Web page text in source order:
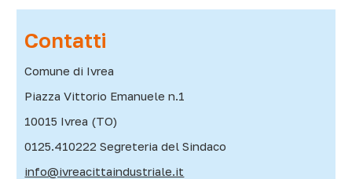
Contatti
Comune di Ivrea
Piazza Vittorio Emanuele n.1
10015 Ivrea (TO)
0125.410222 Segreteria del Sindaco
info@ivreacittaindustriale.it